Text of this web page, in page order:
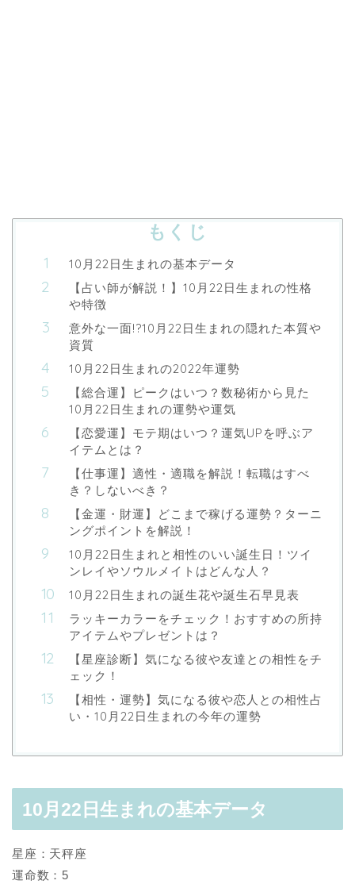
もくじ
10月22日生まれの基本データ
【占い師が解説！】10月22日生まれの性格
や特徴
意外な一面!?10月22日生まれの隠れた本質や
資質
10月22日生まれの2022年運勢
【総合運】ピークはいつ？数秘術から見た
10月22日生まれの運勢や運気
【恋愛運】モテ期はいつ？運気UPを呼ぶア
イテムとは？
【仕事運】適性・適職を解説！転職はすべ
き？しないべき？
【金運・財運】どこまで稼げる運勢？ターニ
ングポイントを解説！
10月22日生まれと相性のいい誕生日！ツイ
ンレイやソウルメイトはどんな人？
10月22日生まれの誕生花や誕生石早見表
ラッキーカラーをチェック！おすすめの所持
アイテムやプレゼントは？
【星座診断】気になる彼や友達との相性をチ
ェック！
【相性・運勢】気になる彼や恋人との相性占
い・10月22日生まれの今年の運勢
10月22日生まれの基本データ
星座：天秤座
運命数：5